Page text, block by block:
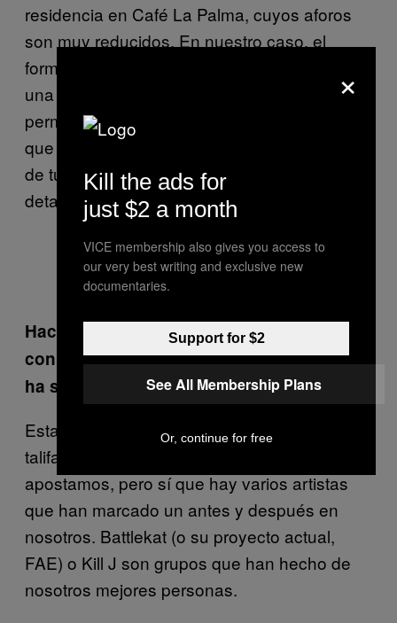
residencia en Café La Palma, cuyos aforos
son muy reducidos. En nuestro caso, el
formato de mini-festival con una imagen y
una puesta en escena tan personal, nos ha
permitido romper muchos imposibles. Hay
que tener paciencia y saber transmitir el valor
de tu punto diferencial, de cómo mimas cada
detalle.
Imágen vía@absolut_es
Haciendo balance de los años que llevan
con Valle Eléctrico, ¿cuál consideran que
ha sido el mejor concierto hasta la fecha?
Esta pregunta es muy difícil (risas). Somos
talifanes de los artistas por los que
apostamos, pero sí que hay varios artistas
que han marcado un antes y después en
nosotros. Battlekat (o su proyecto actual,
FAE) o Kill J son grupos que han hecho de
nosotros mejores personas.
×
Kill the ads for
just $2 a month
VICE membership also gives you access to
our very best writing and exclusive new
documentaries.
Support for $2
See All Membership Plans
Or, continue for free